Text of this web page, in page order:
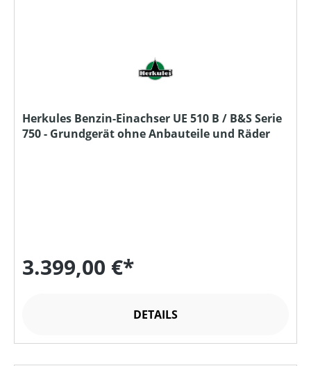
Herkules Benzin-Einachser UE 510 B / B&S Serie
750 - Grundgerät ohne Anbauteile und Räder
3.399,00 €*
DETAILS